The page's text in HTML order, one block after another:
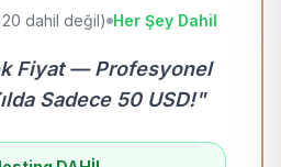
dahil değil) Her Şey Dahil
Fiyat — Profesyonel
Sadece 50 USD!"